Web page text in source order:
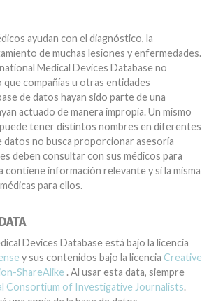
ayudan con el diagnóstico, la
de muchas lesiones y enfermedades.
Medical Devices Database no
compañías u otras entidades
de datos hayan sido parte de una
actuado de manera impropia. Un mismo
tener distintos nombres en diferentes
datos no busca proporcionar asesoría
deben consultar con sus médicos para
contiene información relevante y si la misma
para ellos.
Devices Database está bajo la licencia
y sus contenidos bajo la licencia Creative
ShareAlike . Al usar esta data, siempre
Consortium of Investigative Journalists.